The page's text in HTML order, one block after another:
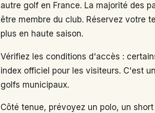
autre golf en France. La majorité des
être membre du club. Réservez votre
plus en haute saison.
Vérifiez les conditions d'accès :
index officiel pour les visiteurs. C'est
golfs municipaux.
Côté tenue, prévoyez un polo, un